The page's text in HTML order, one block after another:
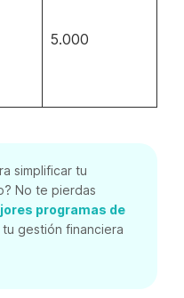
5.000
simplificar tu
No te pierdas
programas de
gestión financiera